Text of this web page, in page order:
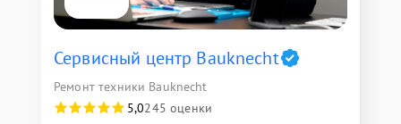
Сервисный центр Bauknecht
Ремонт техники Bauknecht
5,0245 оценки